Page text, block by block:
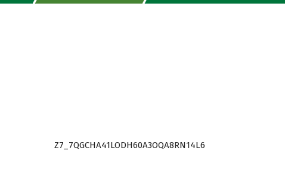
Z7_7QGCHA41LODH60A3OQA8RN14L6